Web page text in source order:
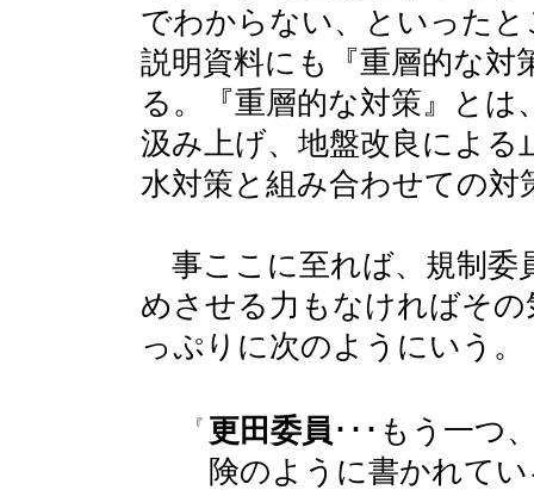
でわからない、といった
説明資料にも『重層的な
る。『重層的な対策』と
汲み上げ、地盤改良による
水対策と組み合わせての対
事ここに至れば、規制委
めさせる力もなければそ
っぷりに次のようにいう。
『 更田委員 ･･･もう一つ
険のように書かれて